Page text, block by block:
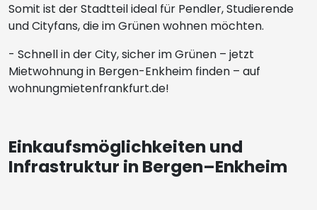
Somit ist der Stadtteil ideal für Pendler, Studierende
und Cityfans, die im Grünen wohnen möchten.
- Schnell in der City, sicher im Grünen – jetzt
Mietwohnung in Bergen-Enkheim finden – auf
wohnungmietenfrankfurt.de!
Einkaufsmöglichkeiten und
Infrastruktur in Bergen–Enkheim